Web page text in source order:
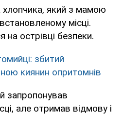
хлопчика, який з мамою
місці.
на острівці безпеки.
збитий
киянин опритомнів
запропонував
але отримав відмову і